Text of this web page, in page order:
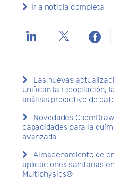
Ir a noticia completa
Las nuevas
unifican la recopilación,
análisis predictivo de
Novedades
capacidades para la
avanzada
Almacenamiento de
aplicaciones sanitarias en
Multiphysics®